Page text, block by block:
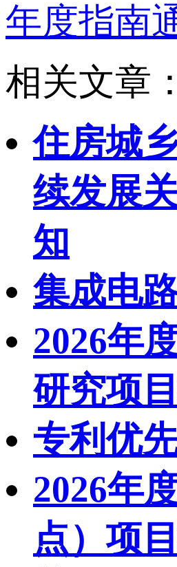
年度指南
相关文章：
住房城
续发展
知
集成电
2026年
研究项
专利优
2026年
点）项